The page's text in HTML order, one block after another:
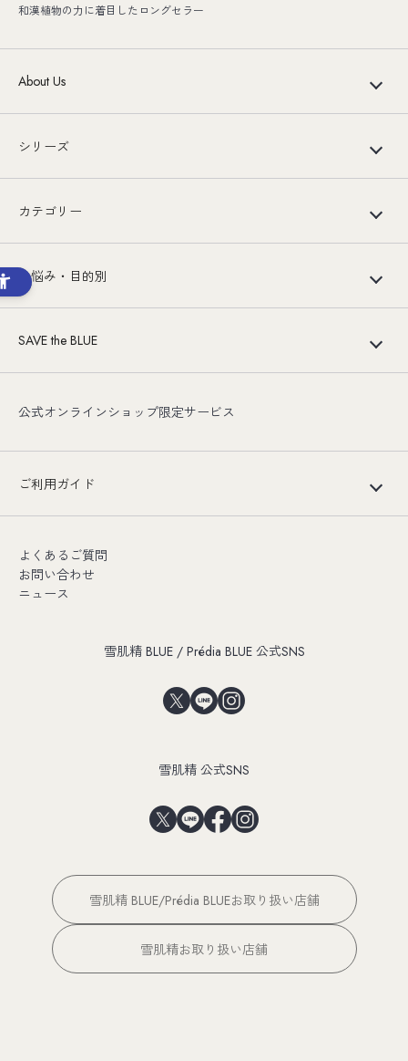
和漢植物の力に着目したロングセラー
About Us
シリーズ
カテゴリー
お悩み・目的別
SAVE the BLUE
公式オンラインショップ限定サービス
ご利用ガイド
よくあるご質問
お問い合わせ
ニュース
雪肌精 BLUE / Prédia BLUE 公式SNS
雪肌精 公式SNS
雪肌精 BLUE/Prédia BLUEお取り扱い店舗
雪肌精お取り扱い店舗